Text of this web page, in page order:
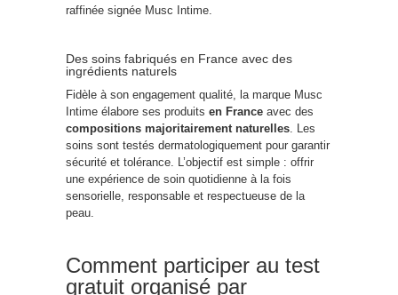
raffinée signée Musc Intime.
Des soins fabriqués en France avec des
ingrédients naturels
Fidèle à son engagement qualité, la marque Musc
Intime élabore ses produits en France avec des
compositions majoritairement naturelles . Les
soins sont testés dermatologiquement pour garantir
sécurité et tolérance. L’objectif est simple : offrir
une expérience de soin quotidienne à la fois
sensorielle, responsable et respectueuse de la
peau.
Comment participer au test
gratuit organisé par